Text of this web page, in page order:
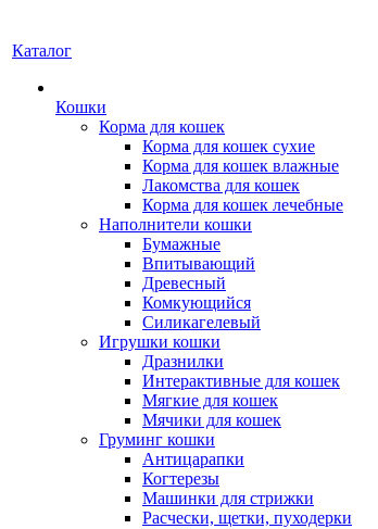
Каталог
Кошки
Корма для кошек
Корма для кошек сухие
Корма для кошек влажные
Лакомства для кошек
Корма для кошек лечебные
Наполнители кошки
Бумажные
Впитывающий
Древесный
Комкующийся
Силикагелевый
Игрушки кошки
Дразнилки
Интерактивные для кошек
Мягкие для кошек
Мячики для кошек
Груминг кошки
Антицарапки
Когтерезы
Машинки для стрижки
Расчески, щетки, пуходерки